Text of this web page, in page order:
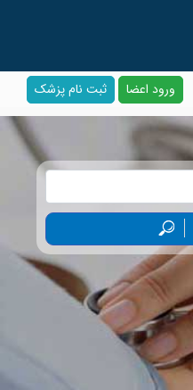
ورود اعضا ثبت نام پزشک